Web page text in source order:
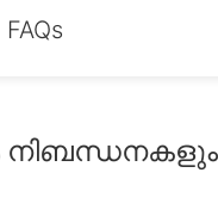
FAQs
-